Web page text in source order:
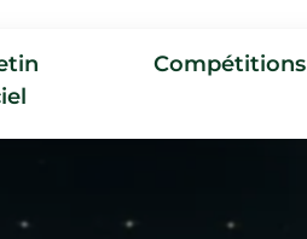
Compétitions